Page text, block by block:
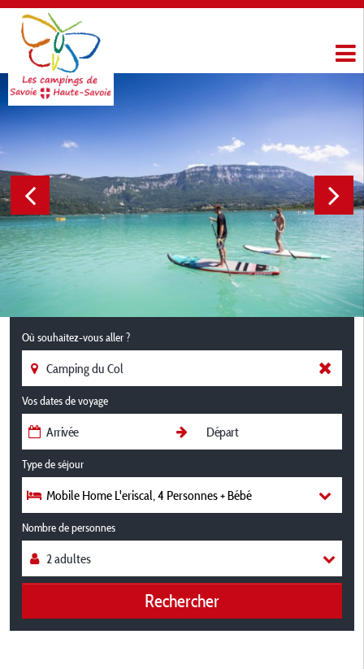
Où souhaitez-vous aller ?
Vos dates de voyage
Type de séjour
Mobile Home L'eriscal, 4 Personnes + Bébé
Nombre de personnes
Rechercher